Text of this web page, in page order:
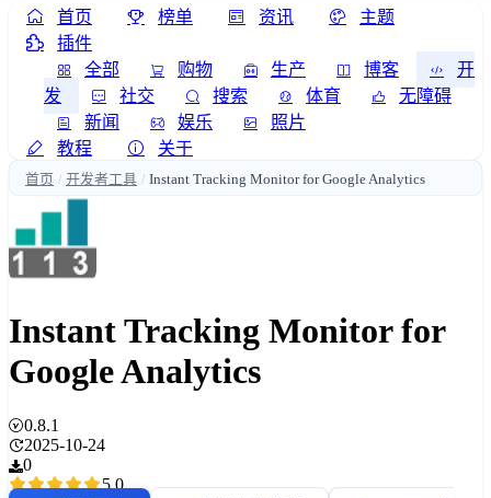
首页 榜单 资讯
主题
插件
全部
购物 生产 博客
开
发
社交 搜索 体育
无障碍
新闻
娱乐
照片
教程
关于
首页 / 开发者工具 / Instant Tracking Monitor for Google Analytics
Instant Tracking Monitor for
Google Analytics
0.8.1
2025-10-24
0
5.0